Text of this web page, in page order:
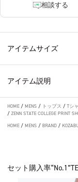
相談する
アイテムサイズ
アイテム説明
HOME / MENS / トップス / Tシ
/ ZENN STATE COLLEGE PRINT
HOME / MENS / BRAND /
セット購入率